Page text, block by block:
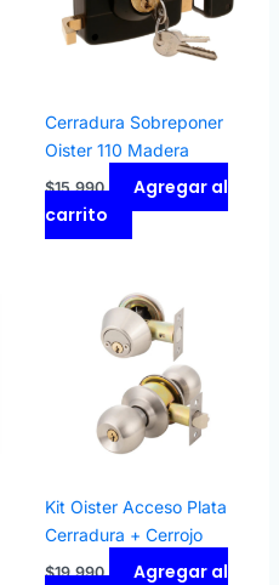
Cerradura Sobreponer
Oister 110 Madera
$15.990
Agregar al
carrito
Kit Oister Acceso Plata
Cerradura + Cerrojo
$19.990
Agregar al